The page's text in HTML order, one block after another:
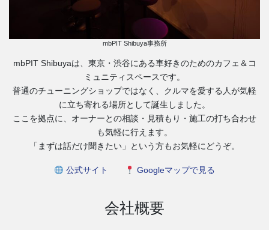
mbPIT Shibuya事務所
mbPIT Shibuyaは、東京・渋谷にある車好きのためのカフェ＆コ
ミュニティスペースです。
普通のチューニングショップではなく、クルマを愛する人が気軽
に立ち寄れる場所として誕生しました。
ここを拠点に、オーナーとの相談・見積もり・施工の打ち合わせ
も気軽に行えます。
「まずは話だけ聞きたい」という方もお気軽にどうぞ。
公式サイト Googleマップで見る
会社概要